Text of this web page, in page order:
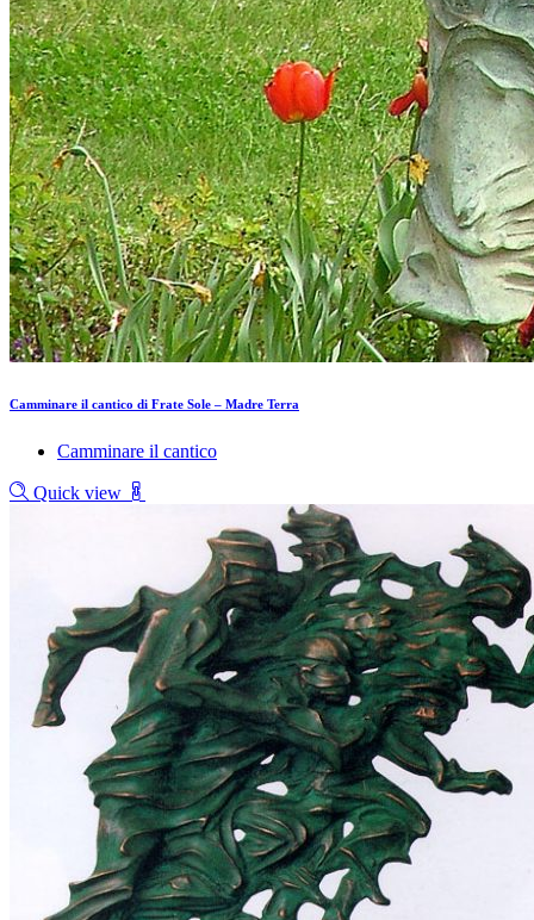
Camminare il cantico di Frate Sole – Madre Terra
Camminare il cantico
Quick view